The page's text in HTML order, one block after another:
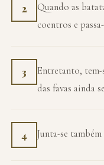
2
Quando as
coentros e
3
Entretanto, tem-
das favas ainda
4 Junta-se